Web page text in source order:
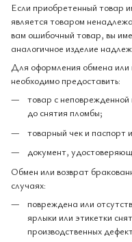
Если приобретенный товар
является товаром
вам ошибочный товар, вы
аналогичное изделие
Для оформления обмена или
необходимо предоставить:
товар с
до снятия пломбы;
товарный чек и паспорт
документ,
Обмен или возврат
случаях:
повреждена или
ярлыки или этикетки
производственных